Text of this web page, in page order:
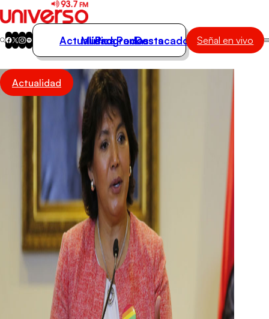
Actualidad
Música
Podcasts
Actualidad
Música
Programas
Podcasts
Destacados Señal en vivo
Actualidad